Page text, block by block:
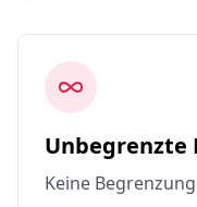
Unbegrenzte
Keine